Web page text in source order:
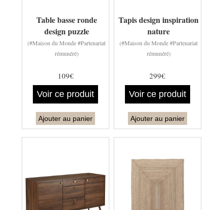
Table basse ronde
design puzzle
(#Maison du Monde #Partenariat
rémunéré)
109€
Voir ce produit
Ajouter au panier
Tapis design inspiration
nature
(#Maison du Monde #Partenariat
rémunéré)
299€
Voir ce produit
Ajouter au panier